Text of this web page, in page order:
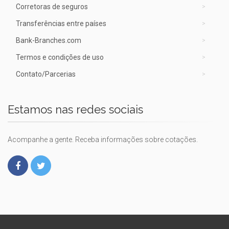
Corretoras de seguros
Transferências entre países
Bank-Branches.com
Termos e condições de uso
Contato/Parcerias
Estamos nas redes sociais
Acompanhe a gente. Receba informações sobre cotações.